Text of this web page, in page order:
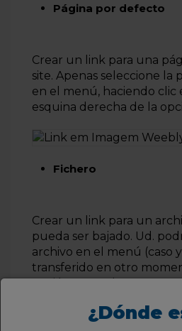
Página por defecto
Crear un link para una
site. Apenas seleccione la
en el menú, haciendo clic
esquina derecha de la
Fichero
Crear un link para un
pueda ser bajado. Ud.
archivo en el menú (caso
transferido en otro
opción en azul "cargar un
¿Dónde